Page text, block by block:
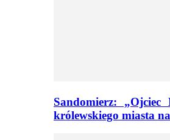
Sandomierz:
królewskiego miasta